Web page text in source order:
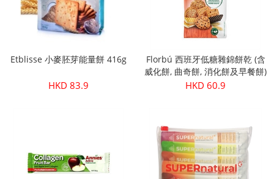
Etblisse 小麥胚芽能量餅 416g
HKD 83.9
Florbú 西班牙低糖雜錦餅乾 (含
威化餅, 曲奇餅, 消化餅及早餐餅)
270g
HKD 60.9